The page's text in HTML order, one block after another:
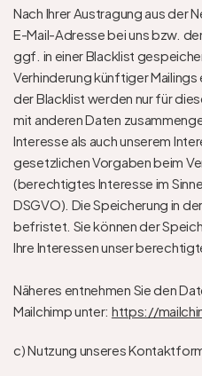
Nach Ihrer Austragung aus der
E-Mail-Adresse bei uns bzw.
ggf. in einer Blacklist
Verhinderung künftiger
der Blacklist werden nur für
mit anderen Daten
Interesse als auch unserem
gesetzlichen Vorgaben beim
(berechtigtes Interesse im
DSGVO). Die Speicherung in
befristet. Sie können der
Ihre Interessen unser
Näheres entnehmen Sie den
Mailchimp unter: https://
c) Nutzung unseres